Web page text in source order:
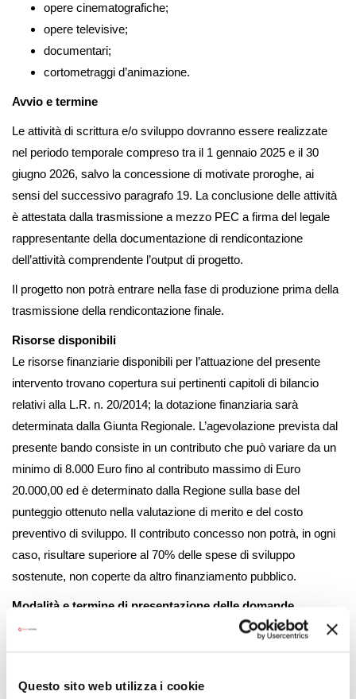
Questo sito web utilizza i cookie
opere cinematografiche;
opere televisive;
documentari;
cortometraggi d’animazione.
Avvio e termine
Le attività di scrittura e/o sviluppo dovranno essere realizzate
nel periodo temporale compreso tra il 1 gennaio 2025 e il 30
giugno 2026, salvo la concessione di motivate proroghe, ai
sensi del successivo paragrafo 19. La conclusione delle attività
è attestata dalla trasmissione a mezzo PEC a firma del legale
rappresentante della documentazione di rendicontazione
dell’attività comprendente l’output di progetto.
Il progetto non potrà entrare nella fase di produzione prima della
trasmissione della rendicontazione finale.
Risorse disponibili
Le risorse finanziarie disponibili per l’attuazione del presente
intervento trovano copertura sui pertinenti capitoli di bilancio
relativi alla L.R. n. 20/2014; la dotazione finanziaria sarà
determinata dalla Giunta Regionale. L’agevolazione prevista dal
presente bando consiste in un contributo che può variare da un
minimo di 8.000 Euro fino al contributo massimo di Euro
20.000,00 ed è determinato dalla Regione sulla base del
punteggio ottenuto nella valutazione di merito e del costo
preventivo di sviluppo. Il contributo concesso non potrà, in ogni
caso, risultare superiore al 70% delle spese di sviluppo
sostenute, non coperte da altro finanziamento pubblico.
Modalità e termine di presentazione delle domande
Il presente è un bando valutativo a graduatoria.
aprile 2025.